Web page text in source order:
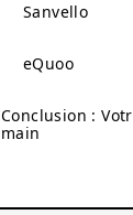
Sanvello
eQuoo
Conclusion :
main